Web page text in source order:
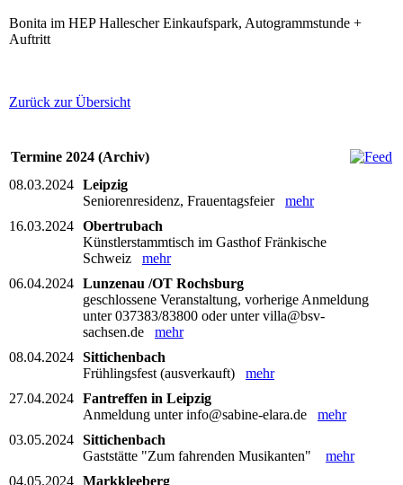
Bonita im HEP Hallescher Einkaufspark, Autogrammstunde +
Auftritt
Zurück zur Übersicht
Termine 2024 (Archiv)
08.03.2024 Leipzig
Seniorenresidenz, Frauentagsfeier mehr
16.03.2024 Obertrubach
Künstlerstammtisch im Gasthof Fränkische
Schweiz mehr
06.04.2024 Lunzenau /OT Rochsburg
geschlossene Veranstaltung, vorherige Anmeldung
unter 037383/83800 oder unter villa@bsv-
sachsen.de mehr
08.04.2024 Sittichenbach
Frühlingsfest (ausverkauft) mehr
27.04.2024 Fantreffen in Leipzig
Anmeldung unter info@sabine-elara.de mehr
03.05.2024 Sittichenbach
Gaststätte "Zum fahrenden Musikanten" mehr
04.05.2024 Markkleeberg